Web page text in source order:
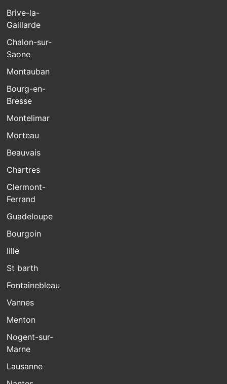
Brive-la-
Gaillarde
Chalon-sur-
Saone
Montauban
Bourg-en-
Bresse
Montelimar
Morteau
Beauvais
Chartres
Clermont-
Ferrand
Guadeloupe
Bourgoin
lille
St barth
Fontainebleau
Vannes
Menton
Nogent-sur-
Marne
Lausanne